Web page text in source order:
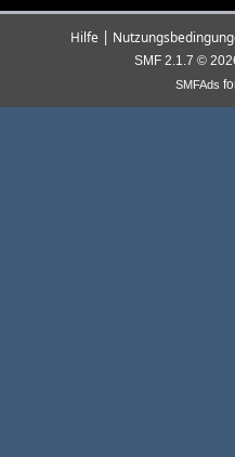
Hilfe |
SMF 2.1.7 ©
SMFAds